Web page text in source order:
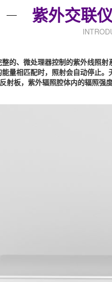
紫外交联
的、微处理器控制的紫外线照
量相匹配时，照射会自动停止
射板，紫外辐照腔体内的辐照